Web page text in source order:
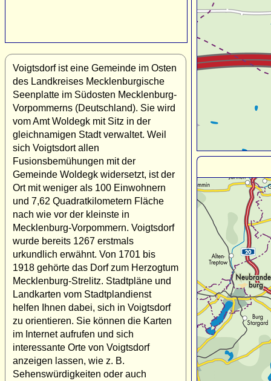
Voigtsdorf ist eine Gemeinde im Osten
des Landkreises Mecklenburgische
Seenplatte im Südosten Mecklenburg-
Vorpommerns (Deutschland). Sie wird
vom Amt Woldegk mit Sitz in der
gleichnamigen Stadt verwaltet. Weil
sich Voigtsdort allen
Fusionsbemühungen mit der
Gemeinde Woldegk widersetzt, ist der
Ort mit weniger als 100 Einwohnern
und 7,62 Quadratkilometern Fläche
nach wie vor der kleinste in
Mecklenburg-Vorpommern. Voigtsdorf
wurde bereits 1267 erstmals
urkundlich erwähnt. Von 1701 bis
1918 gehörte das Dorf zum Herzogtum
Mecklenburg-Strelitz. Stadtpläne und
Landkarten vom Stadtplandienst
helfen Ihnen dabei, sich in Voigtsdorf
zu orientieren. Sie können die Karten
im Internet aufrufen und sich
interessante Orte von Voigtsdorf
anzeigen lassen, wie z. B.
Sehenswürdigkeiten oder auch